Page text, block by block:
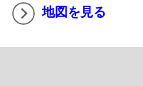
地図を見る